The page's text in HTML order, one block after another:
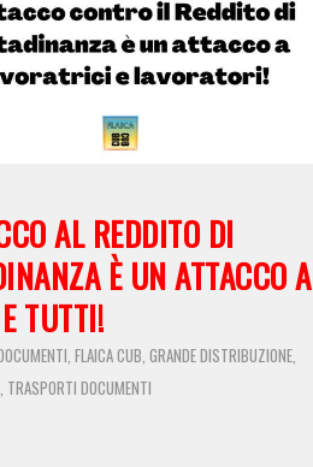
AL REDDITO DI
È UN ATTACCO A
TUTTI!
,FLAICA CUB ,GRANDE DISTRIBUZIONE
TRASPORTI DOCUMENTI